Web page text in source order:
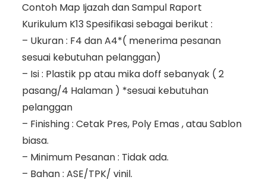
Contoh Map Ijazah dan Sampul Raport
Kurikulum K13 Spesifikasi sebagai berikut :
– Ukuran : F4 dan A4*( menerima pesanan
sesuai kebutuhan pelanggan)
– Isi : Plastik pp atau mika doff sebanyak ( 2
pasang/4 Halaman ) *sesuai kebutuhan
pelanggan
– Finishing : Cetak Pres, Poly Emas , atau Sablon
biasa.
– Minimum Pesanan : Tidak ada.
– Bahan : ASE/TPK/ vinil.